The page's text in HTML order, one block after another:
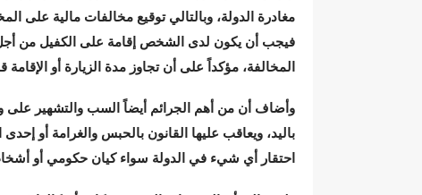
مغادرة الدولة، وبالتالي توقيع مخالفات مالية على
فيجب أن يكون لدى الشخص إقامة على الكفيل من أجل
المخالفة، مؤكداً على أن تجاوز مدة الزيارة أو
وأضاف أن من أهم الجرائم أيضاً السب والتشهير على
باليد، ويعاقب عليها القانون بالحبس والغرامة أو
احتقار أي شيء في الدولة سواء كيان حكومي أو